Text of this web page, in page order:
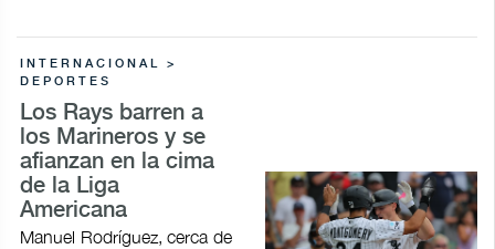
INTERNACIONAL >
DEPORTES
Los Rays barren a
los Marineros y se
afianzan en la cima
de la Liga
Americana
Manuel Rodríguez, cerca de